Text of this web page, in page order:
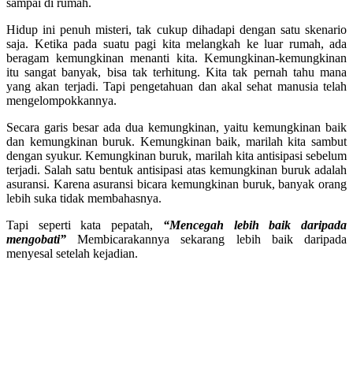
Hidup ini penuh misteri, tak cukup dihadapi dengan satu skenario
saja. Ketika pada suatu pagi kita melangkah ke luar rumah, ada
beragam kemungkinan menanti kita. Kemungkinan-kemungkinan
itu sangat banyak, bisa tak terhitung. Kita tak pernah tahu mana
yang akan terjadi. Tapi pengetahuan dan akal sehat manusia telah
mengelompokkannya.
Secara garis besar ada dua kemungkinan, yaitu kemungkinan baik
dan kemungkinan buruk. Kemungkinan baik, marilah kita sambut
dengan syukur. Kemungkinan buruk, marilah kita antisipasi sebelum
terjadi. Salah satu bentuk antisipasi atas kemungkinan buruk adalah
asuransi. Karena asuransi bicara kemungkinan buruk, banyak orang
lebih suka tidak membahasnya.
Tapi seperti kata pepatah, “Mencegah lebih baik daripada
mengobati” Membicarakannya sekarang lebih baik daripada
menyesal setelah kejadian.